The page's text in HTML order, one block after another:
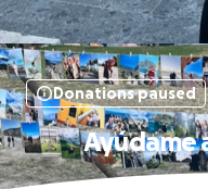
Donations paused
Ayúdame